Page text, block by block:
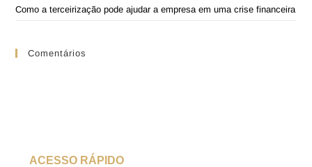
Como a terceirização pode ajudar a empresa em uma crise financeira
Comentários
ACESSO RÁPIDO